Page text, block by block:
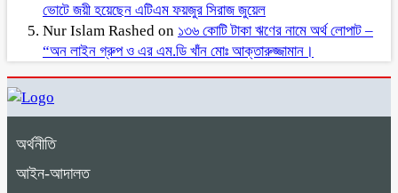
ভোটে জয়ী হয়েছেন এটিএম ফয়জুর সিরাজ জুয়েল
Nur Islam Rashed on ১৩৬ কোটি টাকা ঋণের নামে অর্থ লোপাট –
“অন লাইন গ্রুপ ও এর এম.ডি খাঁন মোঃ আক্তারুজ্জামান।
অর্থনীতি
আইন-আদালত